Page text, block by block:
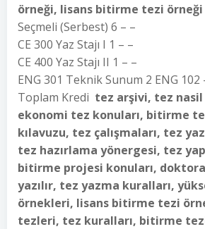
örneği, lisans bitirme tezi örneği
Seçmeli (Serbest) 6 – –
CE 300 Yaz Stajı I 1 – –
CE 400 Yaz Stajı II 1 – –
ENG 301 Teknik Sunum 2 ENG 102
Toplam Kredi tez arşivi, tez
ekonomi tez konuları, bitirme
kılavuzu, tez çalışmaları, tez
tez hazırlama yönergesi, tez
bitirme projesi konuları,
yazılır, tez yazma kuralları,
örnekleri, lisans bitirme tezi
tezleri, tez kuralları, bitirme tezi